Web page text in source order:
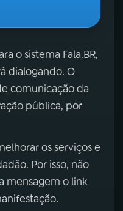
o sistema Fala.BR,
dialogando. O
comunicação da
pública, por
os serviços e
Por isso, não
mensagem o link